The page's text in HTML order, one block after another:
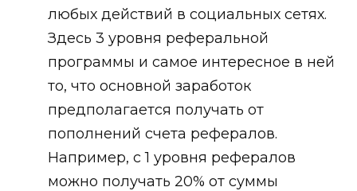
любых действий в социальных сетях.
Здесь 3 уровня реферальной
программы и самое интересное в ней
то, что основной заработок
предполагается получать от
пополнений счета рефералов.
Например, с 1 уровня рефералов
можно получать 20% от суммы